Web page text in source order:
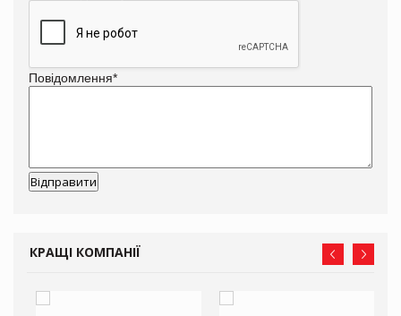
Повідомлення*
КРАЩІ КОМПАНІЇ